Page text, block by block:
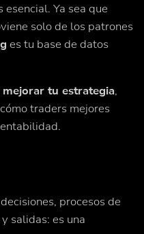
esencial. Ya sea que
solo de los patrones
es tu base de datos
tu estrategia,
traders mejores
procesos de
salidas: es una